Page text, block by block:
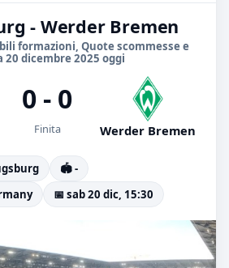
- Werder Bremen
formazioni, Quote scommesse e
20 dicembre 2025 oggi
0 - 0
Finita Werder Bremen
🏟️ -
📅 sab 20 dic, 15:30